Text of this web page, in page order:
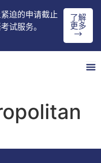
迫的申请截止
试服务。
了解
更多
→